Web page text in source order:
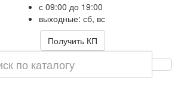
с 09:00 до 19:00
выходные: сб, вс
Получить КП